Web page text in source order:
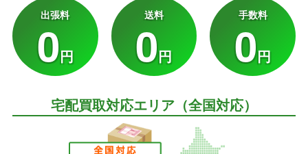
出張料
0円
送料
0円
手数料
0円
宅配買取対応エリア（全国対応）